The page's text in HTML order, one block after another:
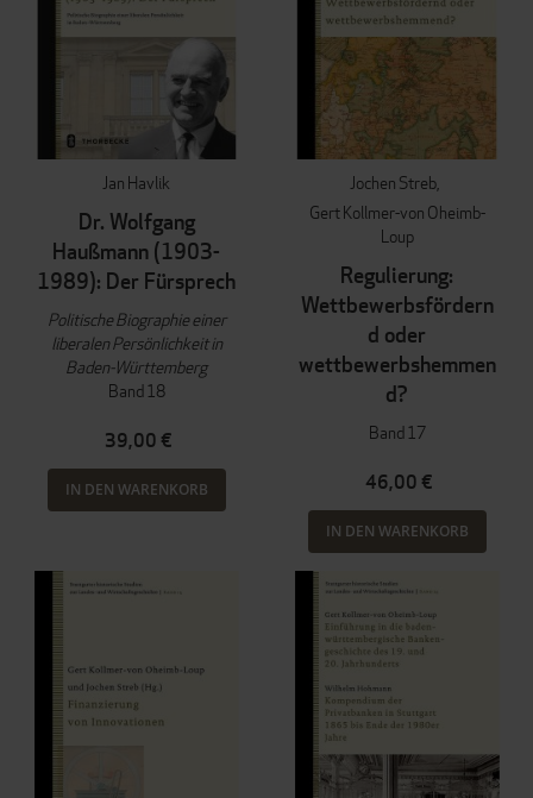
Jan Havlik
Dr. Wolfgang
Haußmann (1903-
1989): Der Fürsprech
Politische Biographie einer
liberalen Persönlichkeit in
Baden-Württemberg
Band 18
39,00 €
IN DEN WARENKORB
Jochen Streb
Gert Kollmer-von Oheimb-
Loup
Regulierung:
Wettbewerbsfördern
d oder
wettbewerbshemmen
d?
Band 17
46,00 €
IN DEN WARENKORB